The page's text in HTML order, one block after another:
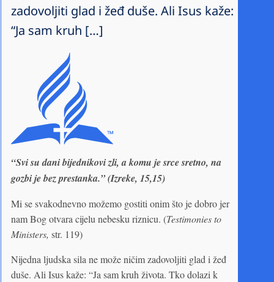
zadovoljiti glad i žeđ duše. Ali Isus kaže:
“Ja sam kruh […]
“Svi su dani bijednikovi zli, a komu je srce sretno, na
gozbi je bez prestanka.” (Izreke, 15,15)
Mi se svakodnevno možemo gostiti onim što je dobro jer
nam Bog otvara cijelu nebesku riznicu. (Testimonies to
Ministers, str. 119)
Nijedna ljudska sila ne može ničim zadovoljiti glad i žeđ
duše. Ali Isus kaže: “Ja sam kruh života. Tko dolazi k